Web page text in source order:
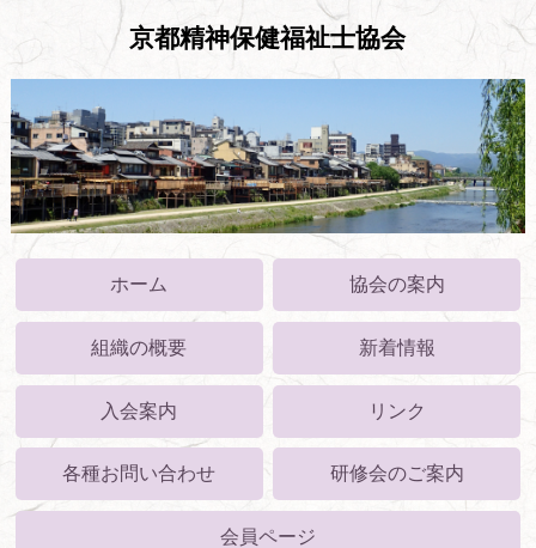
京都精神保健福祉士協会
ホーム 協会の案内
組織の概要 新着情報
入会案内 リンク
各種お問い合わせ 研修会のご案内
会員ページ